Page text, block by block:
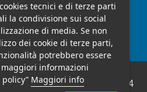
SRL - P.IVA 10682651004
tecnici e di terze parti
la condivisione sui social
di media. Se non
dei cookie di terze parti,
potrebbero essere
informazioni
policy” Maggiori info